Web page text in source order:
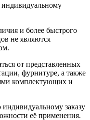
и более быстрого
не являются
от представленных
фурнитуре, а также
комплектующих и
заказу
её применения.